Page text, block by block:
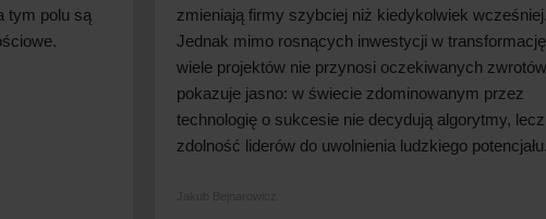
tym polu są
zmieniają firmy szybciej niż kiedykolwiek wcześniej.
Jednak mimo rosnących inwestycji w
wiele projektów nie przynosi oczekiwanych
pokazuje jasno: w świecie zdominowanym przez
technologię o sukcesie nie decydują algorytmy, lecz
zdolność liderów do uwolnienia ludzkiego potencjału.